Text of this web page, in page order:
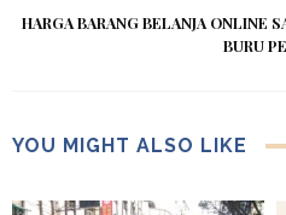
HARGA BARANG BELANJA ONLINE
BURU
YOU MIGHT ALSO LIKE